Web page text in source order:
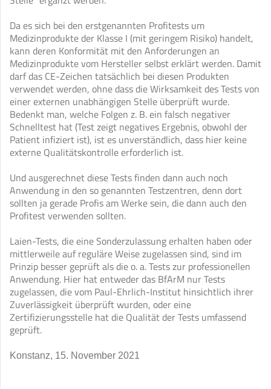
Da es sich bei den erstgenannten Profitests um
Medizinprodukte der Klasse I (mit geringem Risiko) handelt,
kann deren Konformität mit den Anforderungen an
Medizinprodukte vom Hersteller selbst erklärt werden. Damit
darf das CE-Zeichen tatsächlich bei diesen Produkten
verwendet werden, ohne dass die Wirksamkeit des Tests von
einer externen unabhängigen Stelle überprüft wurde.
Bedenkt man, welche Folgen z. B. ein falsch negativer
Schnelltest hat (Test zeigt negatives Ergebnis, obwohl der
Patient infiziert ist), ist es unverständlich, dass hier keine
externe Qualitätskontrolle erforderlich ist.
Und ausgerechnet diese Tests finden dann auch noch
Anwendung in den so genannten Testzentren, denn dort
sollten ja gerade Profis am Werke sein, die dann auch den
Profitest verwenden sollten.
Laien-Tests, die eine Sonderzulassung erhalten haben oder
mittlerweile auf reguläre Weise zugelassen sind, sind im
Prinzip besser geprüft als die o. a. Tests zur professionellen
Anwendung. Hier hat entweder das BfArM nur Tests
zugelassen, die vom Paul-Ehrlich-Institut hinsichtlich ihrer
Zuverlässigkeit überprüft wurden, oder eine
Zertifizierungsstelle hat die Qualität der Tests umfassend
geprüft.
Konstanz, 15. November 2021